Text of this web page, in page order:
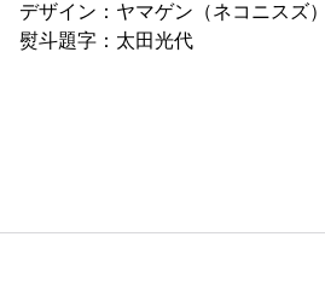
デザイン：ヤマゲン（ネコニスズ）
熨斗題字：太田光代